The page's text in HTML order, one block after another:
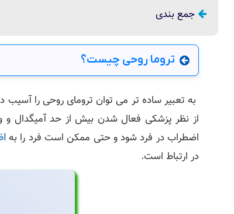
جمع بندی
تروما روحی چیست؟
به تعبیر ساده‌ تر می‌ توان ترومای روحی را
از نظر پزشکی فعال شدن بیش از حد آمیگدال و
اضطراب در فرد شود و حتی ممکن است فرد را به
در ارتباط است.